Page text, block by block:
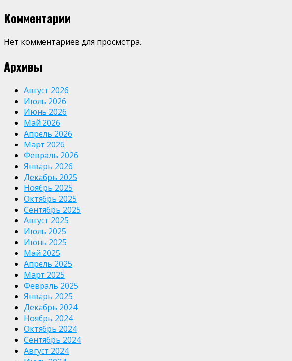
Комментарии
Нет комментариев для просмотра.
Архивы
Август 2026
Июль 2026
Июнь 2026
Май 2026
Апрель 2026
Март 2026
Февраль 2026
Январь 2026
Декабрь 2025
Ноябрь 2025
Октябрь 2025
Сентябрь 2025
Август 2025
Июль 2025
Июнь 2025
Май 2025
Апрель 2025
Март 2025
Февраль 2025
Январь 2025
Декабрь 2024
Ноябрь 2024
Октябрь 2024
Сентябрь 2024
Август 2024